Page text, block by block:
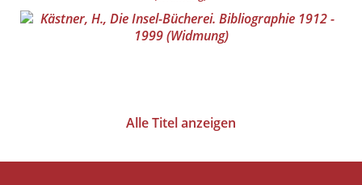
Alle Titel anzeigen